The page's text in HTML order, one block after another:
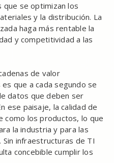
se optimizan los
y la distribución. La
haga más rentable la
y competitividad a las
de valor
que a cada segundo se
datos que deben ser
ese paisaje, la calidad de
como los productos, lo que
la industria y para las
Sin infraestructuras de TI
concebible cumplir los